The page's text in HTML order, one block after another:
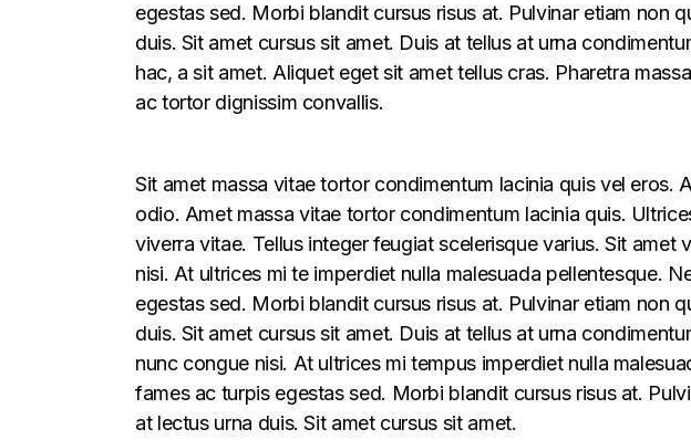
egestas sed. Morbi blandit cursus risus at. Pulvinar etiam non
duis. Sit amet cursus sit amet. Duis at tellus at urna
hac, a sit amet. Aliquet eget sit amet tellus cras. Pharetra
ac tortor dignissim convallis.
Sit amet massa vitae tortor condimentum lacinia quis vel eros.
odio. Amet massa vitae tortor condimentum lacinia quis.
viverra vitae. Tellus integer feugiat scelerisque varius. Sit
nisi. At ultrices mi te imperdiet nulla malesuada pellentesque.
egestas sed. Morbi blandit cursus risus at. Pulvinar etiam non
duis. Sit amet cursus sit amet. Duis at tellus at urna
nunc congue nisi. At ultrices mi tempus imperdiet nulla
fames ac turpis egestas sed. Morbi blandit cursus risus at.
at lectus urna duis. Sit amet cursus sit amet.